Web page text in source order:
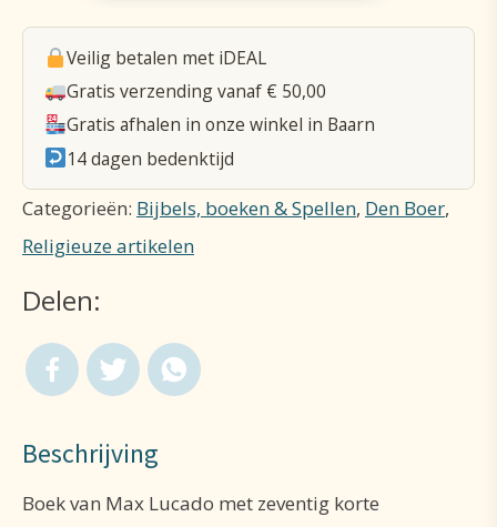
palm
van
Gods
hand
aantal
Veilig betalen met iDEAL
Gratis verzending vanaf € 50,00
Gratis afhalen in onze winkel in Baarn
14 dagen bedenktijd
Categorieën: Bijbels, boeken & Spellen, Den Boer,
Religieuze artikelen
Delen:
Beschrijving
Boek van Max Lucado met zeventig korte